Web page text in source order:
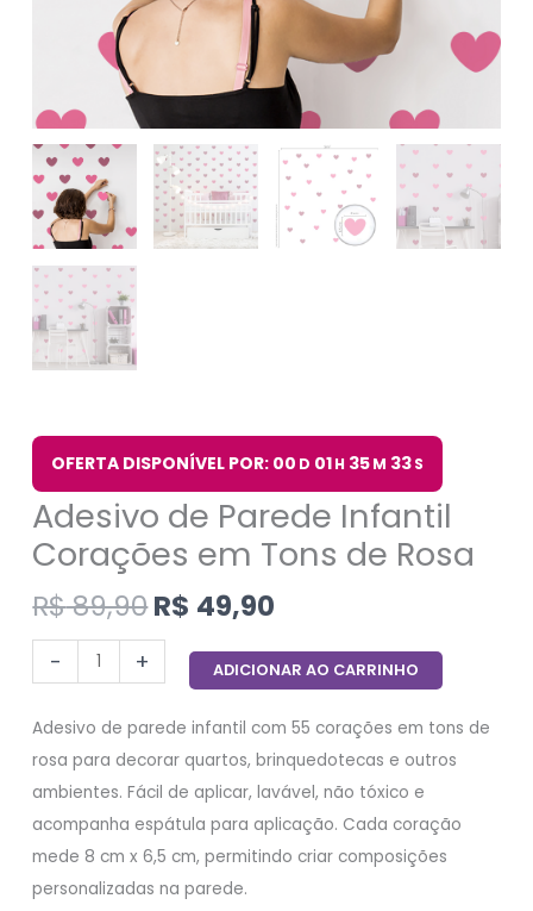
OFERTA DISPONÍVEL POR: 00 D 01H 35M 33S
Adesivo de Parede Infantil
Corações em Tons de Rosa
R$89,90R$ 49,90
- + ADICIONAR AO CARRINHO
Adesivo de parede infantil com 55 corações em tons de
rosa para decorar quartos, brinquedotecas e outros
ambientes. Fácil de aplicar, lavável, não tóxico e
acompanha espátula para aplicação. Cada coração
mede 8 cm x 6,5 cm, permitindo criar composições
personalizadas na parede.